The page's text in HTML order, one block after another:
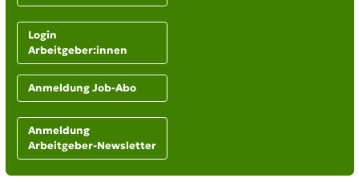
Login
Arbeitgeber:innen
Anmeldung Job-Abo
Anmeldung
Arbeitgeber-Newsletter